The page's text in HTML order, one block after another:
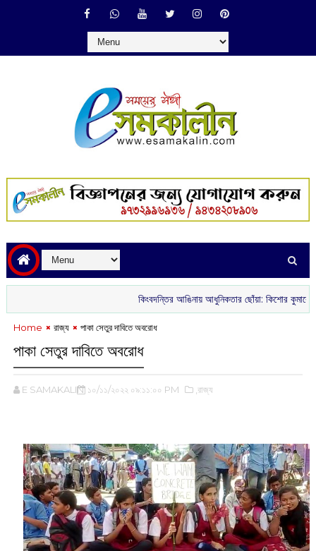
কিংবদন্তির আঙিনায় আধুনিকতার ছোঁয়া: কিশোর কুমারের ‘গৌরী
Home রাজ্য পাকা সেতুর দাবিতে অবরোধ
পাকা সেতুর দাবিতে অবরোধ
E SAMAKALIN ১০/১১/২০২২ ০৯:১১:০০ PM ,রাজ্য